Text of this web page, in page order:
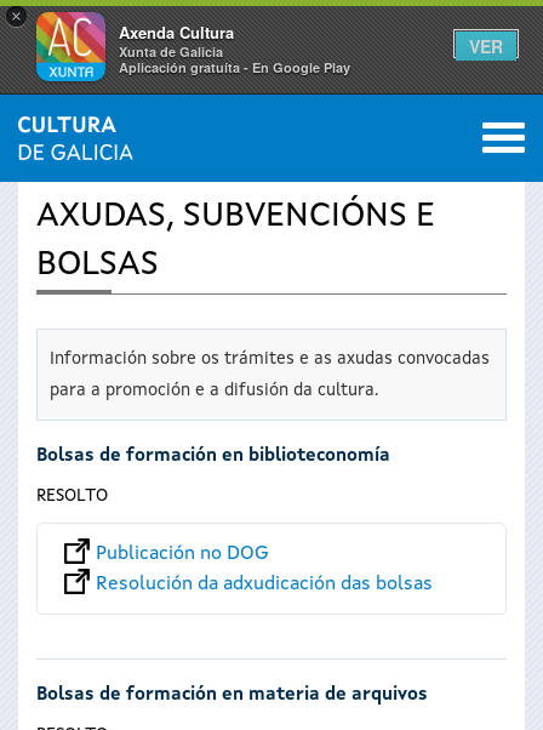
×
Axenda Cultura
Xunta de Galicia
Aplicación gratuíta - En Google Play
VER
Vostede
aquí
INICIO › SERVIZOS 0
AXUDAS, SUBVENCIÓNS E
BOLSAS
Información sobre os trámites e as axudas convocadas
para a promoción e a difusión da cultura.
Bolsas de formación en biblioteconomía
RESOLTO
Publicación no DOG
Resolución da adxudicación das bolsas
Bolsas de formación en materia de arquivos